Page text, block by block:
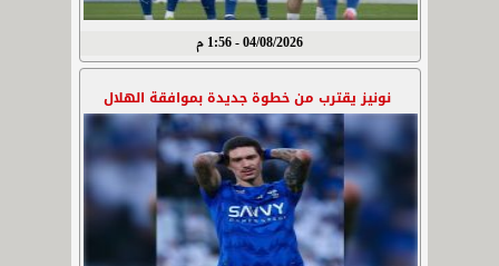
04/08/2026 - 1:56 م
نونيز يقترب من خطوة جديدة بموافقة الهلال